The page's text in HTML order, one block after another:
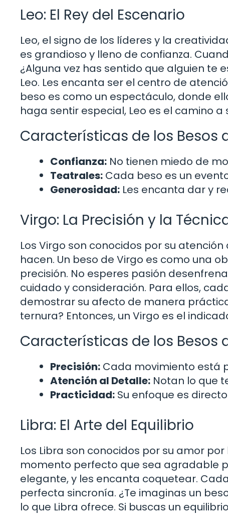
Leo: El Rey del Escenario
Leo, el signo de los líderes y la
es grandioso y lleno de confianza.
¿Alguna vez has sentido que alguien te
Leo. Les encanta ser el centro de
beso es como un espectáculo, donde
haga sentir especial, Leo es el camino a
Características de los Besos
Confianza: No tienen miedo de
Teatrales: Cada beso es un
Generosidad: Les encanta dar y
Virgo: La Precisión y la
Los Virgo son conocidos por su
hacen. Un beso de Virgo es como una
precisión. No esperes pasión
cuidado y consideración. Para ellos,
demostrar su afecto de manera
ternura? Entonces, un Virgo es el
Características de los Besos
Precisión: Cada movimiento está
Atención al Detalle: Notan lo que
Practicidad: Su enfoque es
Libra: El Arte del Equilibrio
Los Libra son conocidos por su amor
momento perfecto que sea agradable
elegante, y les encanta coquetear.
perfecta sincronía. ¿Te imaginas un
lo que Libra ofrece. Si buscas un